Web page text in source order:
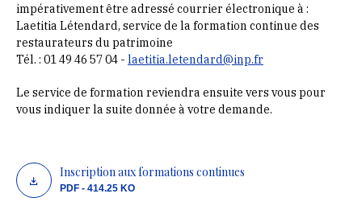
impérativement être adressé courrier électronique à :
Laetitia Létendard, service de la formation continue des
restaurateurs du patrimoine
Tél. : 01 49 46 57 04 - laetitia.letendard@inp.fr
Le service de formation reviendra ensuite vers vous pour
vous indiquer la suite donnée à votre demande.
Inscription aux formations continues
PDF - 414.25 KO